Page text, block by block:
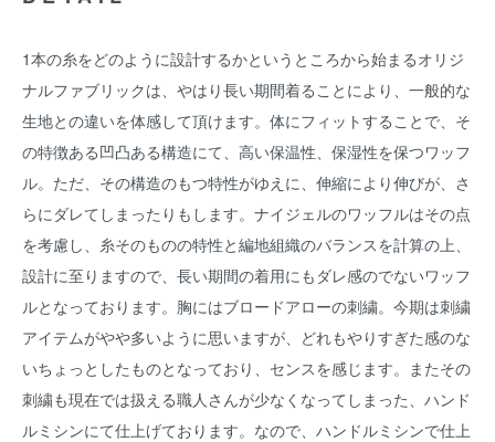
1本の糸をどのように設計するかというところから始まるオリジ
ナルファブリックは、やはり長い期間着ることにより、一般的な
生地との違いを体感して頂けます。体にフィットすることで、そ
の特徴ある凹凸ある構造にて、高い保温性、保湿性を保つワッフ
ル。ただ、その構造のもつ特性がゆえに、伸縮により伸びが、さ
らにダレてしまったりもします。ナイジェルのワッフルはその点
を考慮し、糸そのものの特性と編地組織のバランスを計算の上、
設計に至りますので、長い期間の着用にもダレ感のでないワッフ
ルとなっております。胸にはブロードアローの刺繍。今期は刺繍
アイテムがやや多いように思いますが、どれもやりすぎた感のな
いちょっとしたものとなっており、センスを感じます。またその
刺繍も現在では扱える職人さんが少なくなってしまった、ハンド
ルミシンにて仕上げております。なので、ハンドルミシンで仕上